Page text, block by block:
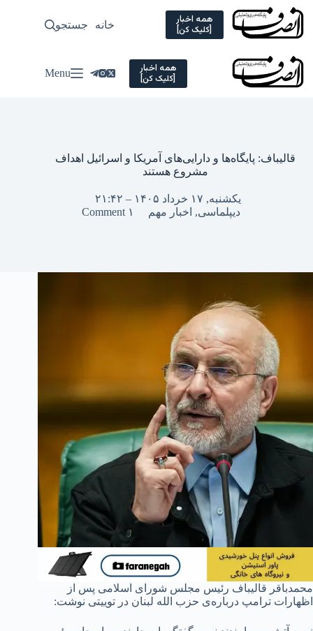
Skip
content
همه اخبار
[کلیک کن] خانه سیاسی
جستجو
همه اخبار
[کلیک کن] Menu
قالیباف: پایگاه‌ها و دارایی‌های آمریکا و اسرائیل اهداف
مشروع هستند
یکشنبه, ۱۷ خرداد ۱۴۰۵ – ۲۱:۴۲
دیپلماسی, اخبار مهم ۱ Comment
محمدباقر قالیباف رئیس مجلس شورای اسلامی پس از
اظهارات ترامپ درباره‌ی حزب الله لبنان در توییتی نوشت: